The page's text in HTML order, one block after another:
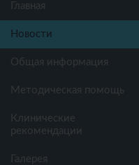
Главная
Новости
Общая информация
Методическая помощь
Клинические
рекомендации
Галерея